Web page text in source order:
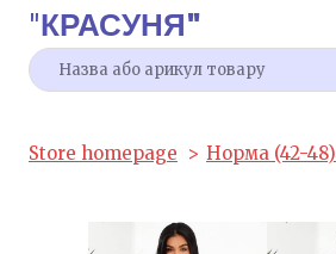
"КРАСУНЯ"
Store homepage Норма (42-48)